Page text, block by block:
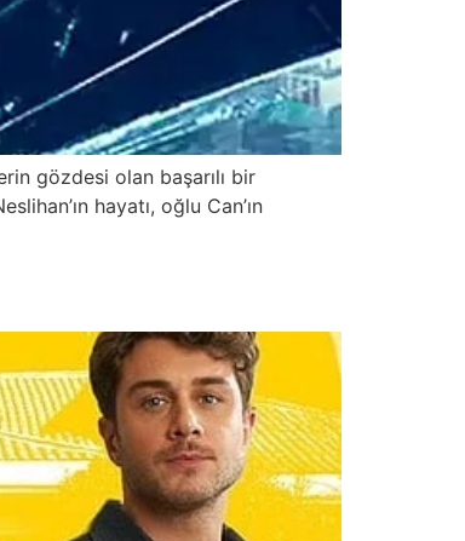
gözdesi olan başarılı bir
hayatı, oğlu Can’ın